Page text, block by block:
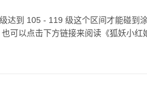
达到 105 - 119 级这个区间才能碰到
可以点击下方链接来阅读《狐妖小红